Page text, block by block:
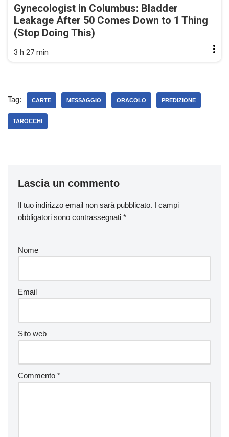
Gynecologist in Columbus: Bladder
Leakage After 50 Comes Down to 1 Thing
(Stop Doing This)
3 h 27 min
Tag: CARTE MESSAGGIO ORACOLO PREDIZIONE
TAROCCHI
Lascia un commento
Il tuo indirizzo email non sarà pubblicato. I campi
obbligatori sono contrassegnati *
Nome
Email
Sito web
Commento *